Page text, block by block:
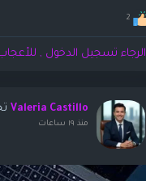
2
الرجاء تسجيل الدخول ,
Valeria Castillo
منذ ١٩ ساعات